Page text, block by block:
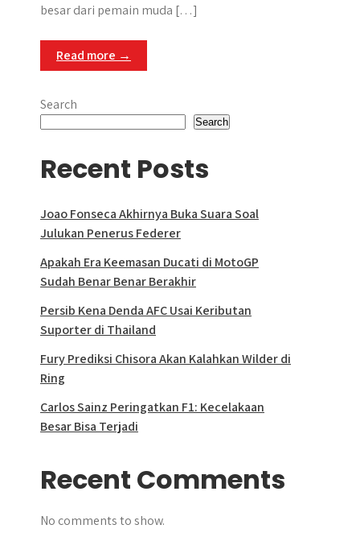
besar dari pemain muda […]
Read more →
Search
Search
Recent Posts
Joao Fonseca Akhirnya Buka Suara Soal
Julukan Penerus Federer
Apakah Era Keemasan Ducati di MotoGP
Sudah Benar Benar Berakhir
Persib Kena Denda AFC Usai Keributan
Suporter di Thailand
Fury Prediksi Chisora Akan Kalahkan Wilder di
Ring
Carlos Sainz Peringatkan F1: Kecelakaan
Besar Bisa Terjadi
Recent Comments
No comments to show.